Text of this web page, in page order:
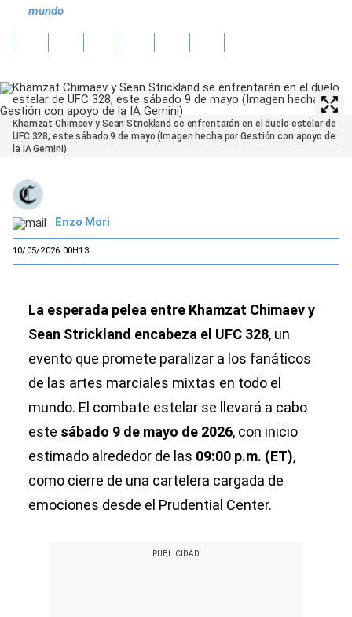
mundo
Khamzat Chimaev y Sean Strickland se enfrentarán en el duelo estelar de
UFC 328, este sábado 9 de mayo (Imagen hecha por Gestión con apoyo de
la IA Gemini)
Enzo Mori
10/05/2026 00H13
La esperada pelea entre Khamzat Chimaev y
Sean Strickland encabeza el UFC 328, un
evento que promete paralizar a los fanáticos
de las artes marciales mixtas en todo el
mundo. El combate estelar se llevará a cabo
este sábado 9 de mayo de 2026, con inicio
estimado alrededor de las 09:00 p.m. (ET),
como cierre de una cartelera cargada de
emociones desde el Prudential Center.